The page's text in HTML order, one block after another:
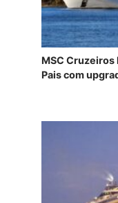
MSC Cruzeiros
Pais com